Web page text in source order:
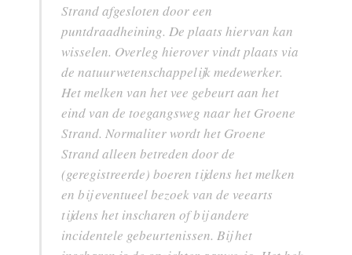
Strand afgesloten door een
puntdraadheining. De plaats hiervan kan
wisselen. Overleg hierover vindt plaats via
de natuurwetenschappelijk medewerker.
Het melken van het vee gebeurt aan het
eind van de toegangsweg naar het Groene
Strand. Normaliter wordt het Groene
Strand alleen betreden door de
(geregistreerde) boeren tijdens het melken
en bij eventueel bezoek van de veearts
tijdens het inscharen of bij andere
incidentele gebeurtenissen. Bij het